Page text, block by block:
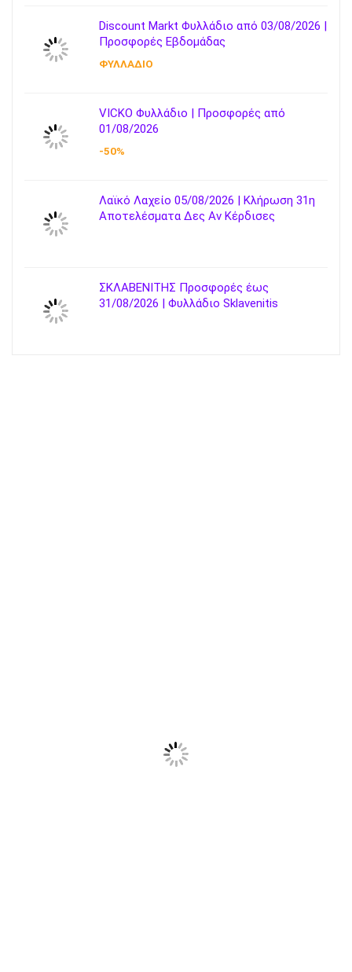
Discount Markt Φυλλάδιο από 03/08/2026 |
Προσφορές Εβδομάδας
ΦΥΛΛΑΔΙΟ
VICKO Φυλλάδιο | Προσφορές από
01/08/2026
-50%
Λαϊκό Λαχείο 05/08/2026 | Κλήρωση 31η
Αποτελέσματα Δες Αν Κέρδισες
ΣΚΛΑΒΕΝΙΤΗΣ Προσφορές έως
31/08/2026 | Φυλλάδιο Sklavenitis